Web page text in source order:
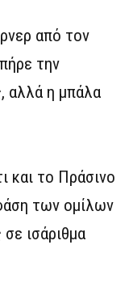
από τον
την
αλλά η μπάλα
και το Πράσινο
των ομίλων
ισάριθμα